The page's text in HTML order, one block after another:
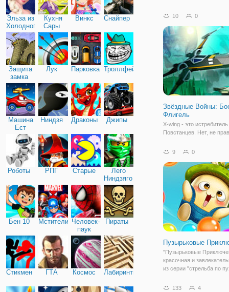
Эльза из
Холодного
сердца
Кухня
Сары
Винкс Снайпер
Защита
замка
Лук Парковка Троллфейс
Машина
Ест
Машину
Ниндзя Драконы Джипы
Роботы РПГ Старые
Лего
Ниндзяго
Бен 10 Мстители Человек-
паук
Пираты
Стикмен ГТА Космос Лабиринты
игра, которая
загадки таинственного
вам предстоит
10 0
Звёздные Войны:
Флигель
X-wing - это истребитель
Повстанцев. Нет, не
и быстрый истребитель
"Звёздные Войны: Боец
Флигель" вы можете
пилотом. Из-за
9 0
Пузырьковые
"Пузырьковые
красочная и
из серии "стрельба по
очаровательному
133 4